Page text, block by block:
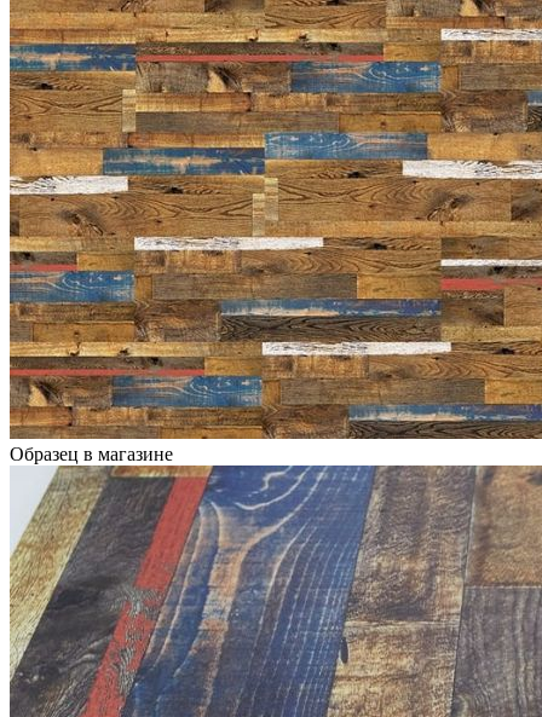
Образец в магазине